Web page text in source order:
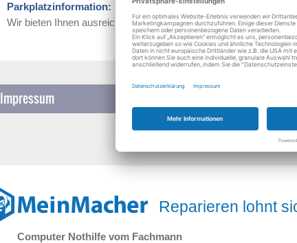
Parkplatzinformation:
Wir bieten Ihnen ausreichend Parkplätze direkt vor der
Impressum
Reparieren lohnt
Computer Nothilfe vom Fachmann